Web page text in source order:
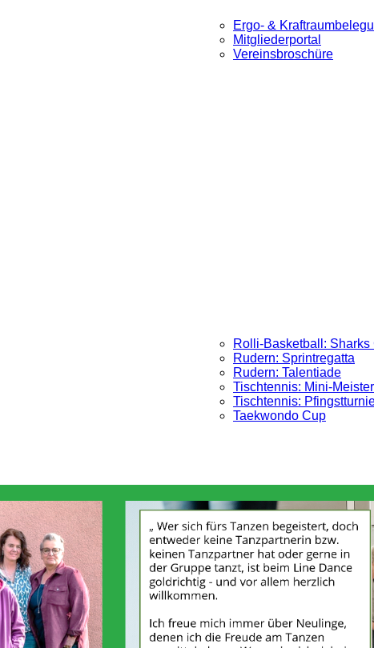
Ergo- &
Mitgliederportal
Vereinsbroschüre
Rolli-Basketball: Sharks
Rudern: Sprintregatta
Rudern: Talentiade
Tischtennis: Mini-
Tischtennis:
Taekwondo Cup